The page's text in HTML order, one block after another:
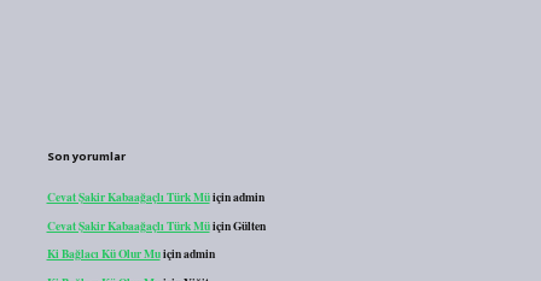
Son yorumlar
Cevat Şakir Kabaağaçlı Türk Müiçinadmin
Cevat Şakir Kabaağaçlı Türk MüiçinGülten
Ki Bağlacı Kü Olur Muiçinadmin